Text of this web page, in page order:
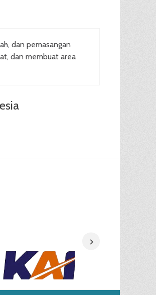
dan pemasangan
dan membuat area